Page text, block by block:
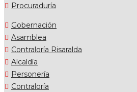
Procuraduría
Gobernación
Asamblea
Contraloría Risaralda
Alcaldía
Personería
Contraloría